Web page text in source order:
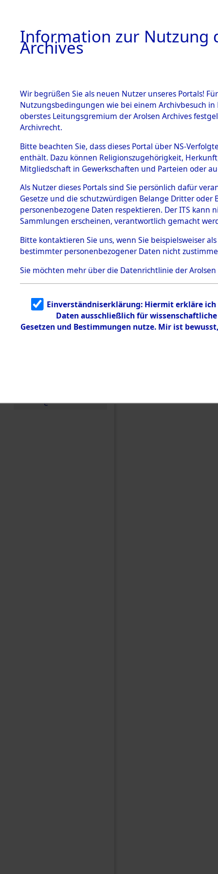
BESTÄNDE
1.
mente
5. Verschiedenes
5.3
Todesmärsche
5.3.1 Alliierte
Erhebungen
zu
Todesmärsch
en
5.3.2
Identifizierun
g
5.3.3
Todesmärsch
e
0253
Information zur Nutzung
Archives
Wir begrüßen Sie als neuen Nutzer unseres Portals!
Nutzungsbedingungen wie bei einem Archivbesuch
oberstes Leitungsgremium der Arolsen Archives
Archivrecht.
Bitte beachten Sie, dass dieses Portal über NS-
enthält. Dazu können Religionszugehörigkeit,
Mitgliedschaft in Gewerkschaften und Parteien oder
Als Nutzer dieses Portals sind Sie persönlich dafür
Gesetze und die schutzwürdigen Belange Dritter
personenbezogene Daten respektieren. Der ITS
Sammlungen erscheinen, verantwortlich gemacht
Bitte kontaktieren Sie uns, wenn Sie beispielsweiser
bestimmter personenbezogener Daten nicht
Sie möchten mehr über die Datenrichtlinie der Arolsen
Einverständniserklärung: Hiermit erkläre
Daten ausschließlich für
Gesetzen und Bestimmungen nutze. Mir ist